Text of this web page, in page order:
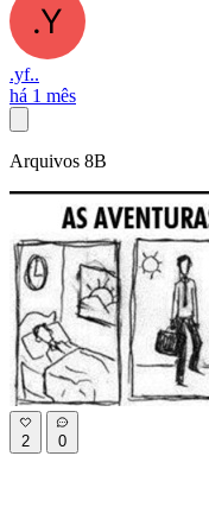
.yf..
há 1 mês
Arquivos 8B
2 0